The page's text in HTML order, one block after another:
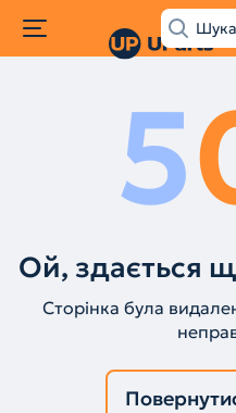
5
Ой, здається
Сторінка була